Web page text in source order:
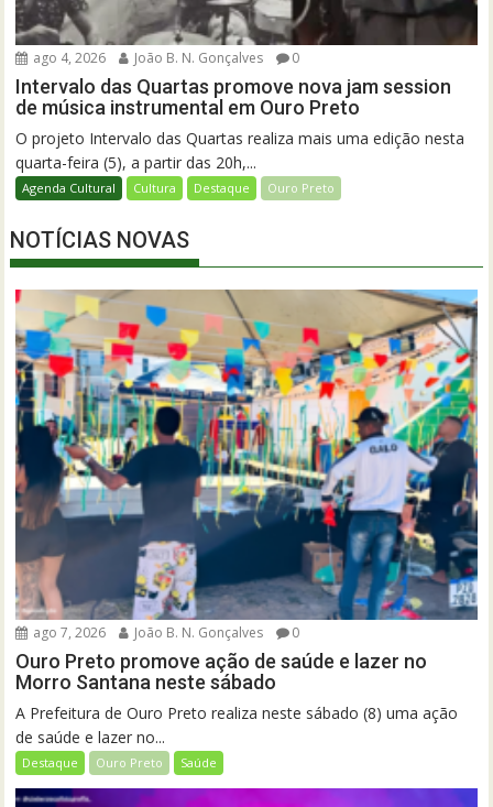
ago 4, 2026 João B. N. Gonçalves 0
Intervalo das Quartas promove nova jam session
de música instrumental em Ouro Preto
O projeto Intervalo das Quartas realiza mais uma edição nesta
quarta-feira (5), a partir das 20h,...
Agenda Cultural Cultura Destaque Ouro Preto
NOTÍCIAS NOVAS
ago 7, 2026 João B. N. Gonçalves 0
Ouro Preto promove ação de saúde e lazer no
Morro Santana neste sábado
A Prefeitura de Ouro Preto realiza neste sábado (8) uma ação
de saúde e lazer no...
Destaque Ouro Preto Saúde